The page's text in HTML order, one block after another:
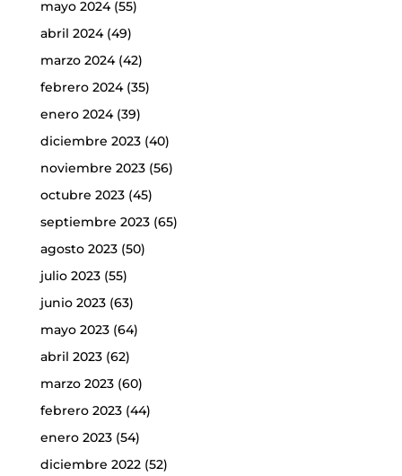
mayo 2024(55)
abril 2024(49)
marzo 2024(42)
febrero 2024(35)
enero 2024(39)
diciembre 2023(40)
noviembre 2023(56)
octubre 2023(45)
septiembre 2023(65)
agosto 2023(50)
julio 2023(55)
junio 2023(63)
mayo 2023(64)
abril 2023(62)
marzo 2023(60)
febrero 2023(44)
enero 2023(54)
diciembre 2022(52)